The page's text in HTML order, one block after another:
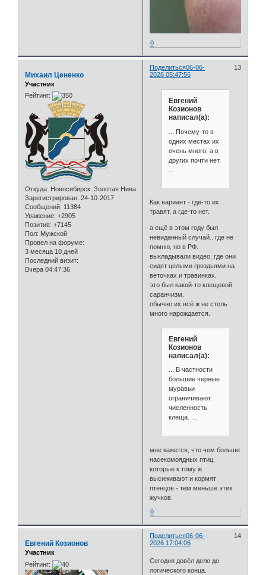
0
Поделиться 13
06-06-
2026 05:47:56
Михаил Цененко
Участник
Рейтинг:
Откуда: Новосибирск. Золотая Нива
Зарегистрирован: 24-10-2017
Сообщений: 11384
Уважение: +2905
Позитив: +7145
Пол: Мужской
Провел на форуме:
3 месяца 10 дней
Последний визит:
Вчера 04:47:36
Евгений
Козионов
написал(а):
... Почему-то в
одних местах их
очень много, а в
других почти нет.
Как вариант - где-то их
травят, а где-то нет.
а ещё в этом году был
невиданный случай.. где не
помню, но в РФ.
выкладывали видео, где они
сидят целыми гроздьями на
веточках и травинках.
это был какой-то клещевой
саранчизм.
обычно их всё ж не столь
много нарождается.
Евгений
Козионов
написал(а):
... В частности
большие черные
муравьи
ограничивают
численность
клеща. ...
мне кажется, что чем больше
насекомоядных птиц,
которые к тому ж
высиживают и кормят
птенцов - тем меньше этих
жучков.
0
Поделиться 14
06-06-
2026 17:04:06
Евгений Козионов
Участник
Рейтинг:
Сегодня довёл дело до
логического конца.